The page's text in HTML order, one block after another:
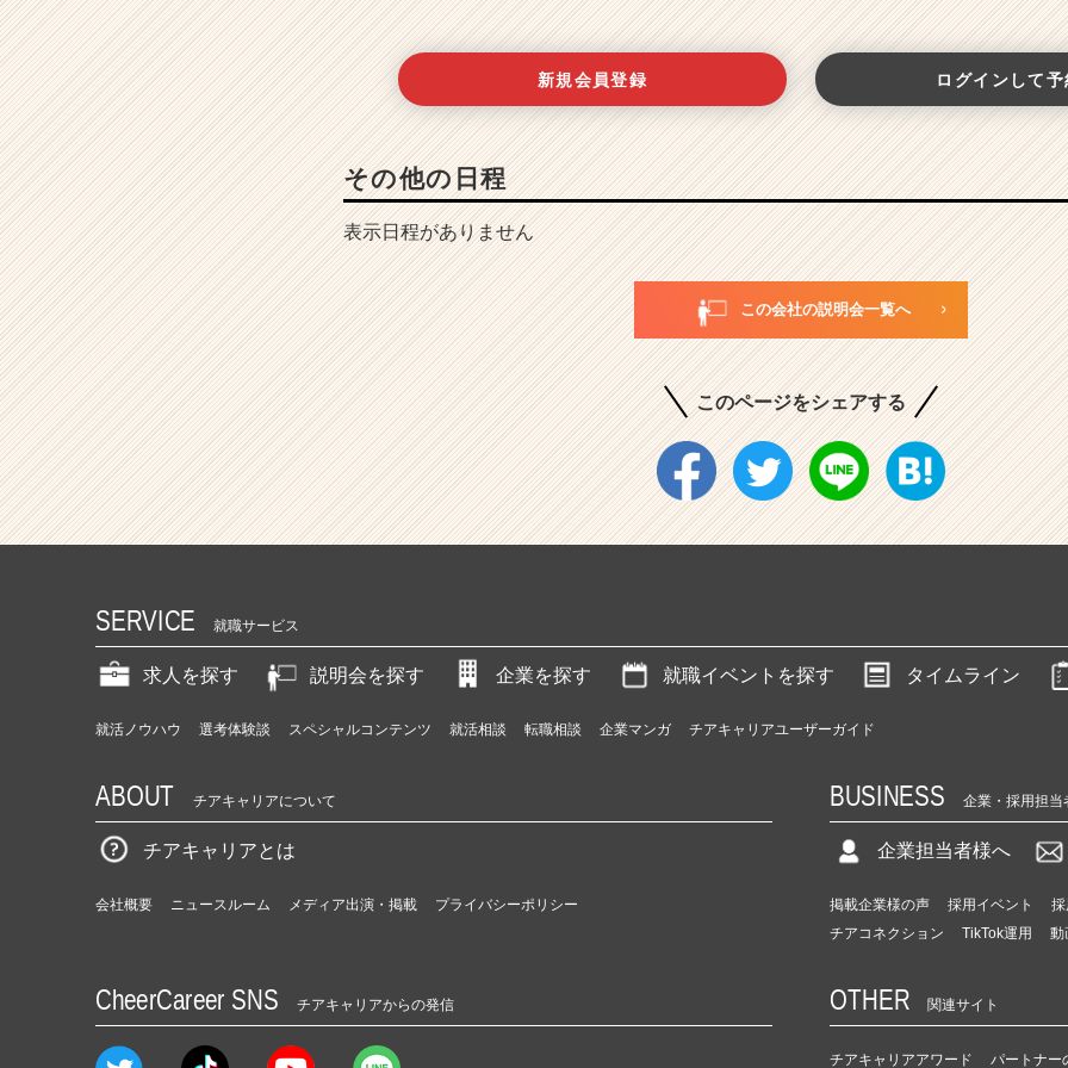
新規会員登録 ログインして
その他の日程
表示日程がありません
この会社の説明会一覧へ
このページをシェアする
SERVICE 就職サービス
求人を探す 説明会を探す 企業を探す 就職イベントを探す タイムライン
就活ノウハウ 選考体験談 スペシャルコンテンツ 就活相談 転職相談 企業マンガ チアキャリアユーザーガイド
ABOUT チアキャリアについて
チアキャリアとは
会社概要 ニュースルーム メディア出演・掲載 プライバシーポリシー
BUSINESS 企業・採用担当
企業担当者様へ
掲載企業様の声 採用イベント
チアコネクション
TikTok運用 動
CheerCareer SNS チアキャリアからの発信 OTHER 関連サイト
チアキャリアアワード パートナー